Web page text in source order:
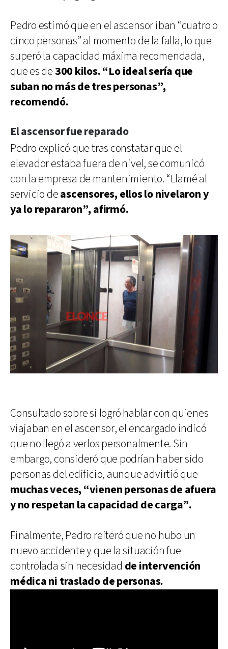
Pedro estimó que en el ascensor iban “cuatro o
cinco personas” al momento de la falla, lo que
superó la capacidad máxima recomendada,
que es de300 kilos. “Lo ideal sería que
suban no más de tres personas”,
recomendó.
El ascensor fue reparado
Pedro explicó que tras constatar que el
elevador estaba fuera de nivel, se comunicó
con la empresa de mantenimiento. “Llamé al
servicio deascensores, ellos lo nivelaron y
ya lo repararon”, afirmó.
Consultado sobre si logró hablar con quienes
viajaban en el ascensor, el encargado indicó
que no llegó a verlos personalmente. Sin
embargo, consideró que podrían haber sido
personas del edificio, aunque advirtió que
muchas veces, “vienen personas de afuera
y no respetan la capacidad de carga”.
Finalmente, Pedro reiteró que no hubo un
nuevo accidente y que la situación fue
controlada sin necesidad de intervención
médica ni traslado de personas.